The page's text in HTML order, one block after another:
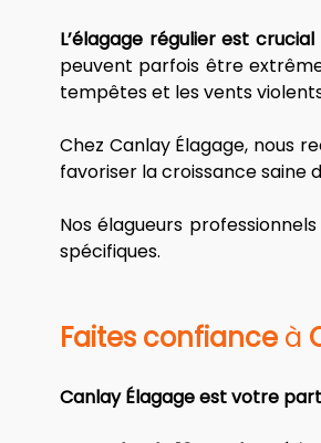
L’élagage régulier est
peuvent parfois être
tempêtes et les vents
Chez Canlay Élagage, nous
favoriser la croissance saine
Nos élagueurs
spécifiques.
Faites confiance à
Canlay Élagage est votre